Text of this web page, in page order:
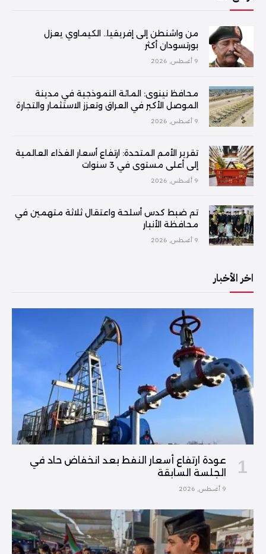
من واشنطن إلى إفريقيا.. الكيماوي يعزل
بورتسودان أكثر
9 أغسطس, 2026
محافظ نينوى: المائة النموذجية في مدينة
الموصل الأكبر في العراق وتعزز الاستثمار والتجارة
9 أغسطس, 2026
تقرير الأمم المتحدة: ارتفاع أسعار الغذاء العالمية
إلى أعلى مستوى في 3 سنوات
9 أغسطس, 2026
تم ضبط كدس أسلحة واعتقال ثلاثة متهمين في
محافظة الأنبار
9 أغسطس, 2026
اخر الأخبار
عودة ارتفاع أسعار النفط بعد انخفاض حاد في
الجلسة السابقة
9 أغسطس, 2026